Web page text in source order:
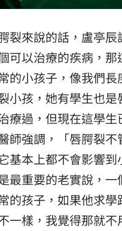
裂來說的話，盧亭辰
可以治療的疾病，那
的小孩子，像我們
小孩，她有學生也是
療過，但現在這學
師強調，「唇腭裂不
基本上都不會影響到
最重要的老實說，一
的孩子，如果他求
一樣，我覺得那就不